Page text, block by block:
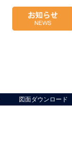
図面ダウンロード